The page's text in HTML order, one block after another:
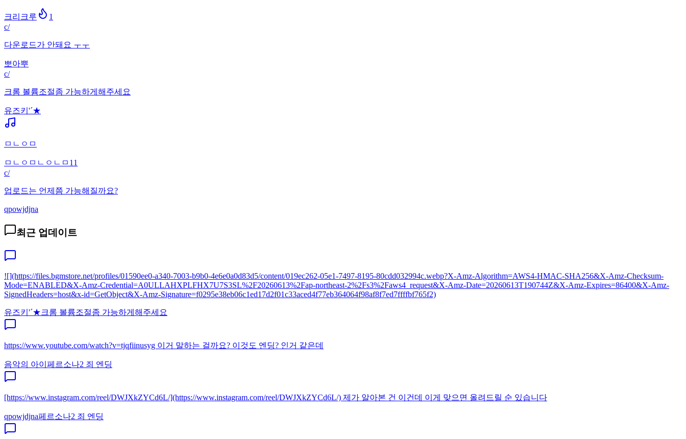
크리크루
1
c/
다운로드가 안돼요 ㅜㅜ
뽀아뿌
c/
크롬 볼륨조절좀 가능하게해주세요
유즈키'´★
ㅁㄴㅇㅁ
ㅁㄴㅇㅁㄴㅇㄴㅁ11
c/
업로드는 언제쯤 가능해질까요?
qpowjdjna
최근 업데이트
![](https://files.bgmstore.net/profiles/01590ee0-a340-7003-b9b0-4e6e0a0d83d5/content/019ec262-05e1-7497-8195-80cdd032994c.webp?X-Amz-Algorithm=AWS4-HMAC-SHA256&X-Amz-Checksum-
Mode=ENABLED&X-Amz-Credential=A0ULLAHXPLFHX7U7S3SL%2F20260613%2Fap-northeast-2%2Fs3%2Faws4_request&X-Amz-Date=20260613T190744Z&X-Amz-Expires=86400&X-Amz-
SignedHeaders=host&x-id=GetObject&X-Amz-Signature=f0295e38eb06c1ed17d2f01c33aced4f77eb364064f98af8f7ed7ffffbf765f2)
유즈키'´★크롬 볼륨조절좀 가능하게해주세요
https://www.youtube.com/watch?v=tjqfiinusyg 이거 말하는 걸까요? 이것도 엔딩? 인거 같은데
음악의 아이 페르소나2 죄 엔딩
[https://www.instagram.com/reel/DWJXkZYCd6L/](https://www.instagram.com/reel/DWJXkZYCd6L/) 제가 알아본 건 이건데 이게 맞으면 올려드릴 순 있습니다
qpowjdjna페르소나2 죄 엔딩